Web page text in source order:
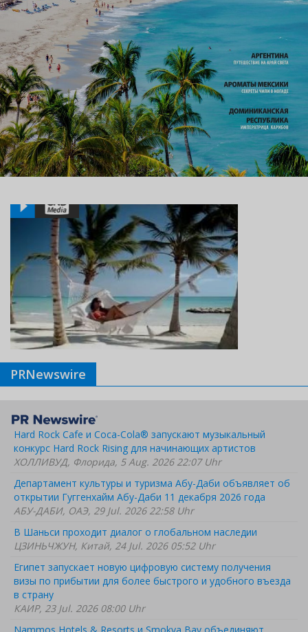
PRNewswire
Hard Rock Cafe и Coca-Cola® запускают музыкальный
конкурс Hard Rock Rising для начинающих артистов
ХОЛЛИВУД, Флорида, 5 Aug. 2026 22:07 Uhr
Департамент культуры и туризма Абу-Даби объявляет об
открытии Гуггенхайм Абу-Даби 11 декабря 2026 года
АБУ-ДАБИ, ОАЭ, 29 Jul. 2026 22:58 Uhr
В Шаньси проходит диалог о глобальном наследии
ЦЗИНЬЧЖУН, Китай, 24 Jul. 2026 05:52 Uhr
Египет запускает новую цифровую систему получения
визы по прибытии для более быстрого и удобного въезда
в страну
КАИР, 23 Jul. 2026 08:00 Uhr